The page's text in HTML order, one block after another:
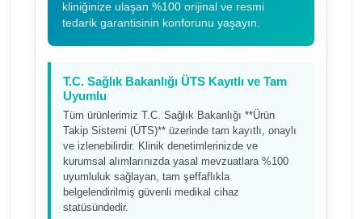
kliniğinize ulaşan %100 orijinal ve resmi
tedarik garantisinin konforunu yaşayın.
T.C. Sağlık Bakanlığı ÜTS Kayıtlı ve Tam
Uyumlu
Tüm ürünlerimiz T.C. Sağlık Bakanlığı **Ürün
Takip Sistemi (ÜTS)** üzerinde tam kayıtlı, onaylı
ve izlenebilirdir. Klinik denetimlerinizde ve
kurumsal alımlarınızda yasal mevzuatlara %100
uyumluluk sağlayan, tam şeffaflıkla
belgelendirilmiş güvenli medikal cihaz
statüsündedir.